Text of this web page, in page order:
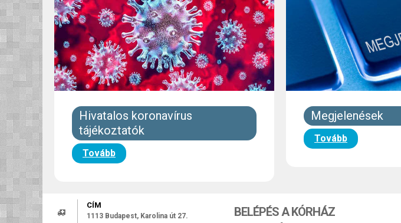
Hivatalos koronavírus
tájékoztatók
Tovább
Megjelenések
Tovább
CÍM
1113 Budapest, Karolina út 27.
BELÉPÉS A KÓRHÁZ